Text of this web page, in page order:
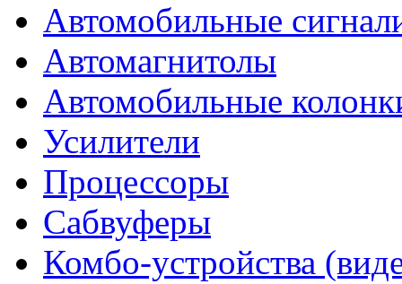
Автомобильные
Автомагнитолы
Автомобильные
Усилители
Процессоры
Сабвуферы
Комбо-устройства